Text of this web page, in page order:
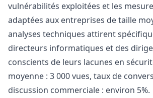
vulnérabilités exploitées et les
adaptées aux entreprises de taille
analyses techniques attirent
directeurs informatiques et des
conscients de leurs lacunes en
moyenne : 3 000 vues, taux de
discussion commerciale : environ 5%.